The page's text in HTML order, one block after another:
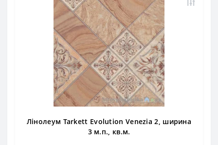
Лінолеум Tarkett Evolution Venezia 2, ширина
3 м.п., кв.м.